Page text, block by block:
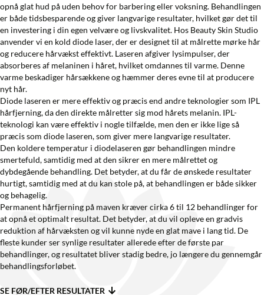
opnå glat hud på uden behov for barbering eller voksning. Behandlingen
er både tidsbesparende og giver langvarige resultater, hvilket gør det til
en investering i din egen velvære og livskvalitet. Hos Beauty Skin Studio
anvender vi en kold diode laser, der er designet til at målrette mørke hår
og reducere hårvækst effektivt. Laseren afgiver lysimpulser, der
absorberes af melaninen i håret, hvilket omdannes til varme. Denne
varme beskadiger hårsækkene og hæmmer deres evne til at producere
nyt hår.
Diode laseren er mere effektiv og præcis end andre teknologier som IPL
hårfjerning, da den direkte målretter sig mod hårets melanin. IPL-
teknologi kan være effektiv i nogle tilfælde, men den er ikke lige så
præcis som diode laseren, som giver mere langvarige resultater.
Den koldere temperatur i diodelaseren gør behandlingen mindre
smertefuld, samtidig med at den sikrer en mere målrettet og
dybdegående behandling. Det betyder, at du får de ønskede resultater
hurtigt, samtidig med at du kan stole på, at behandlingen er både sikker
og behagelig.
Permanent hårfjerning på maven kræver cirka 6 til 12 behandlinger for
at opnå et optimalt resultat. Det betyder, at du vil opleve en gradvis
reduktion af hårvæksten og vil kunne nyde en glat mave i lang tid. De
fleste kunder ser synlige resultater allerede efter de første par
behandlinger, og resultatet bliver stadig bedre, jo længere du gennemgår
behandlingsforløbet.
SE FØR/EFTER RESULTATER